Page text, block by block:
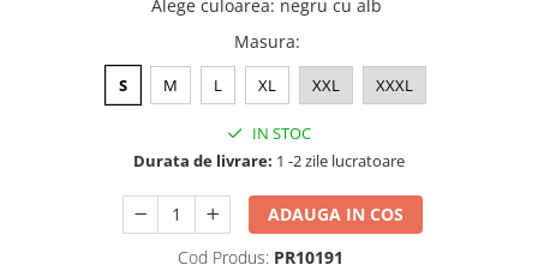
Alege culoarea: negru cu alb
Masura:
S M L XL XXL XXXL
IN STOC
Durata de livrare: 1 -2 zile lucratoare
ADAUGA IN COS
Cod Produs: PR10191